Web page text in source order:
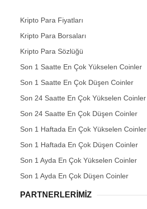
Kripto Para Fiyatları
Kripto Para Borsaları
Kripto Para Sözlüğü
Son 1 Saatte En Çok Yükselen Coinler
Son 1 Saatte En Çok Düşen Coinler
Son 24 Saatte En Çok Yükselen Coinler
Son 24 Saatte En Çok Düşen Coinler
Son 1 Haftada En Çok Yükselen Coinler
Son 1 Haftada En Çok Düşen Coinler
Son 1 Ayda En Çok Yükselen Coinler
Son 1 Ayda En Çok Düşen Coinler
PARTNERLERIMIZ